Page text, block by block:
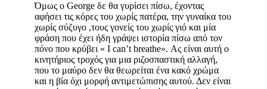
Όμως ο George δε θα γυρίσει πίσω, έχοντας
αφήσει τις κόρες του χωρίς πατέρα, την γυναίκα του
χωρίς σύζυγο ,τους γονείς του χωρίς γιό και μία
φράση που έχει ήδη γράψει ιστορία πίσω από τον
πόνο που κρύβει « I can’t breathe». Ας είναι αυτή ο
κινητήριος τροχός για μια ριζοσπαστική αλλαγή,
που το μαύρο δεν θα θεωρείται ένα κακό χρώμα
και η βία όχι μορφή αντιμετώπισης αυτού. Δεν είναι